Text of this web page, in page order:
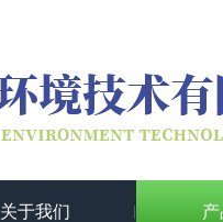
关于我们